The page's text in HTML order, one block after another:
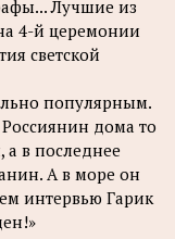
Лучшие из
4-й церемонии
светской
популярным.
дома то
в последнее
А в море он
интервью Гарик